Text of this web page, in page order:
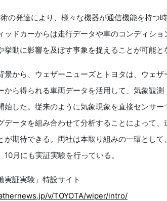
の発達により、様々な機器が通信機能を持つ
ッドカーからは走行データや車のコンディシ
挙動に影響を及ぼす事象を捉えることが可能と
から、ウェザーニューズとトヨタは、ウェ
から得られる車両データを活用して、気象観
始した。従来のように気象現象を直接センサ
データを組み合わせて分析することによって
が期待できる。両社は本取り組みの一環とし
10月にも実証実験を行っている。
実証実験」特設サイト
v/TOYOTA/wiper/intro/